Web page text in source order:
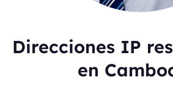
Direcciones IP
en